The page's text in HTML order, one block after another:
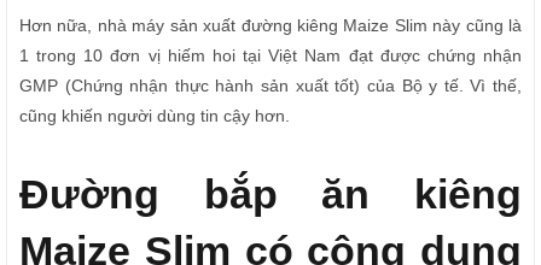
Hơn nữa, nhà máy sản xuất đường kiêng Maize Slim này cũng là
1 trong 10 đơn vị hiếm hoi tại Việt Nam đạt được chứng nhận
GMP (Chứng nhận thực hành sản xuất tốt) của Bộ y tế. Vì thế,
cũng khiến người dùng tin cậy hơn.
Đường bắp ăn kiêng
Maize Slim có công dụng